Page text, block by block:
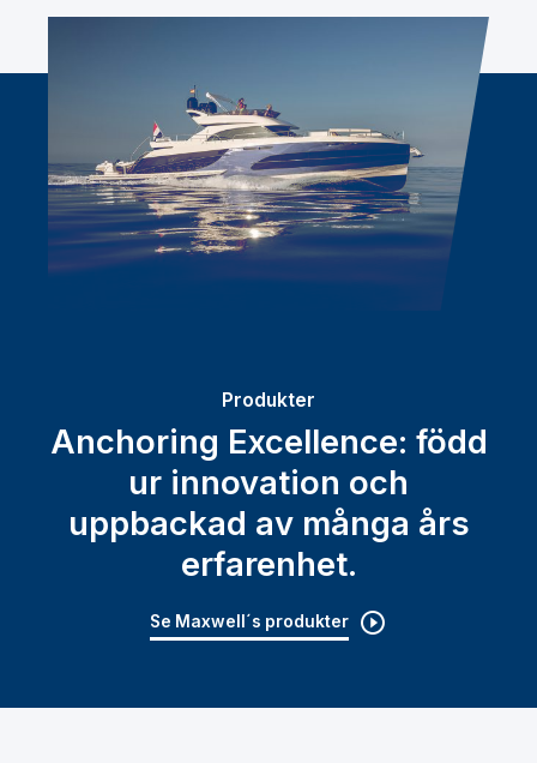
Produkter
Anchoring Excellence: född
ur innovation och
uppbackad av många års
erfarenhet.
Se Maxwell´s produkter